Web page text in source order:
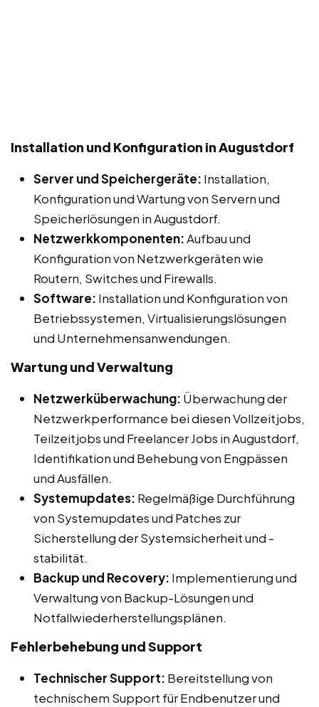
Installation und Konfiguration in Augustdorf
Server und Speichergeräte: Installation,
Konfiguration und Wartung von Servern und
Speicherlösungen in Augustdorf.
Netzwerkkomponenten:Aufbau und
Konfiguration von Netzwerkgeräten wie
Routern, Switches und Firewalls.
Software: Installation und Konfiguration von
Betriebssystemen, Virtualisierungslösungen
und Unternehmensanwendungen.
Wartung und Verwaltung
Netzwerküberwachung: Überwachung der
Netzwerkperformance bei diesen Vollzeitjobs,
Teilzeitjobs und Freelancer Jobs in Augustdorf,
Identifikation und Behebung von Engpässen
und Ausfällen.
Systemupdates: Regelmäßige Durchführung
von Systemupdates und Patches zur
Sicherstellung der Systemsicherheit und -
stabilität.
Backup und Recovery: Implementierung und
Verwaltung von Backup-Lösungen und
Notfallwiederherstellungsplänen.
Fehlerbehebung und Support
Technischer Support: Bereitstellung von
technischem Support für Endbenutzer und